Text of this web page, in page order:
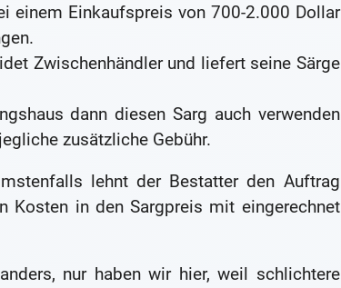
einem Einkaufspreis von 700-2.000 Dollar
Zwischenhändler und liefert seine Särge
dann diesen Sarg auch verwenden
zusätzliche Gebühr.
lehnt der Bestatter den Auftrag
Kosten in den Sargpreis mit eingerechnet
nur haben wir hier, weil schlichtere